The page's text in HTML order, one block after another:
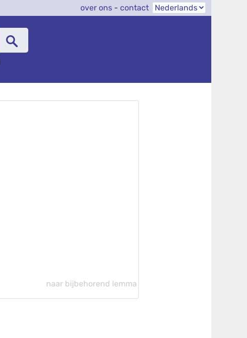
over ons - contact
naar bijbehorend lemma